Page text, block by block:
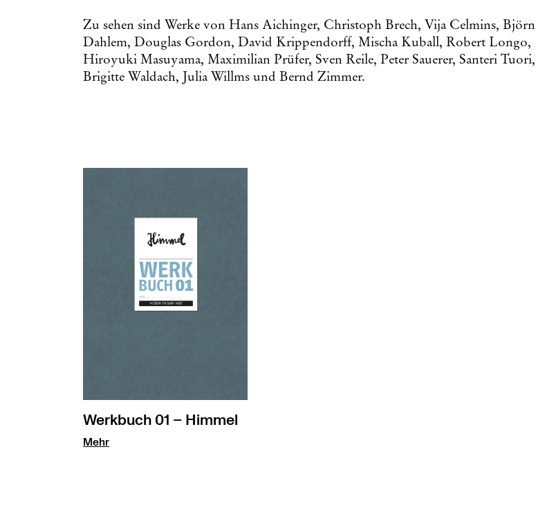
Zu sehen sind Werke von Hans Aichinger, Christoph Brech, Vija Celmins, Björn
Dahlem, Douglas Gordon, David Krippendorff, Mischa Kuball, Robert Longo,
Hiroyuki Masuyama, Maximilian Prüfer, Sven Reile, Peter Sauerer, Santeri Tuori,
Brigitte Waldach, Julia Willms und Bernd Zimmer.
Werkbuch 01 – Himmel
Mehr